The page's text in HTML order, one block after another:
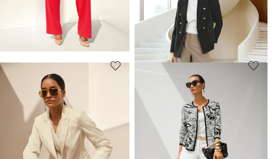
349,95 €
Meilleur prix sous 30 jours**: 279,95 €
Blazer
149,95 € 299,95 €
Meilleur prix sous 30 jours**: 179,95 € (-16%)
MADELEINE
Blazer
229,95 €
Meilleur prix sous 30 jours**: 179,95 € (-33%)
MADELEINE
209,95 €
Meilleur prix sous 30 jours**: 139,95 €